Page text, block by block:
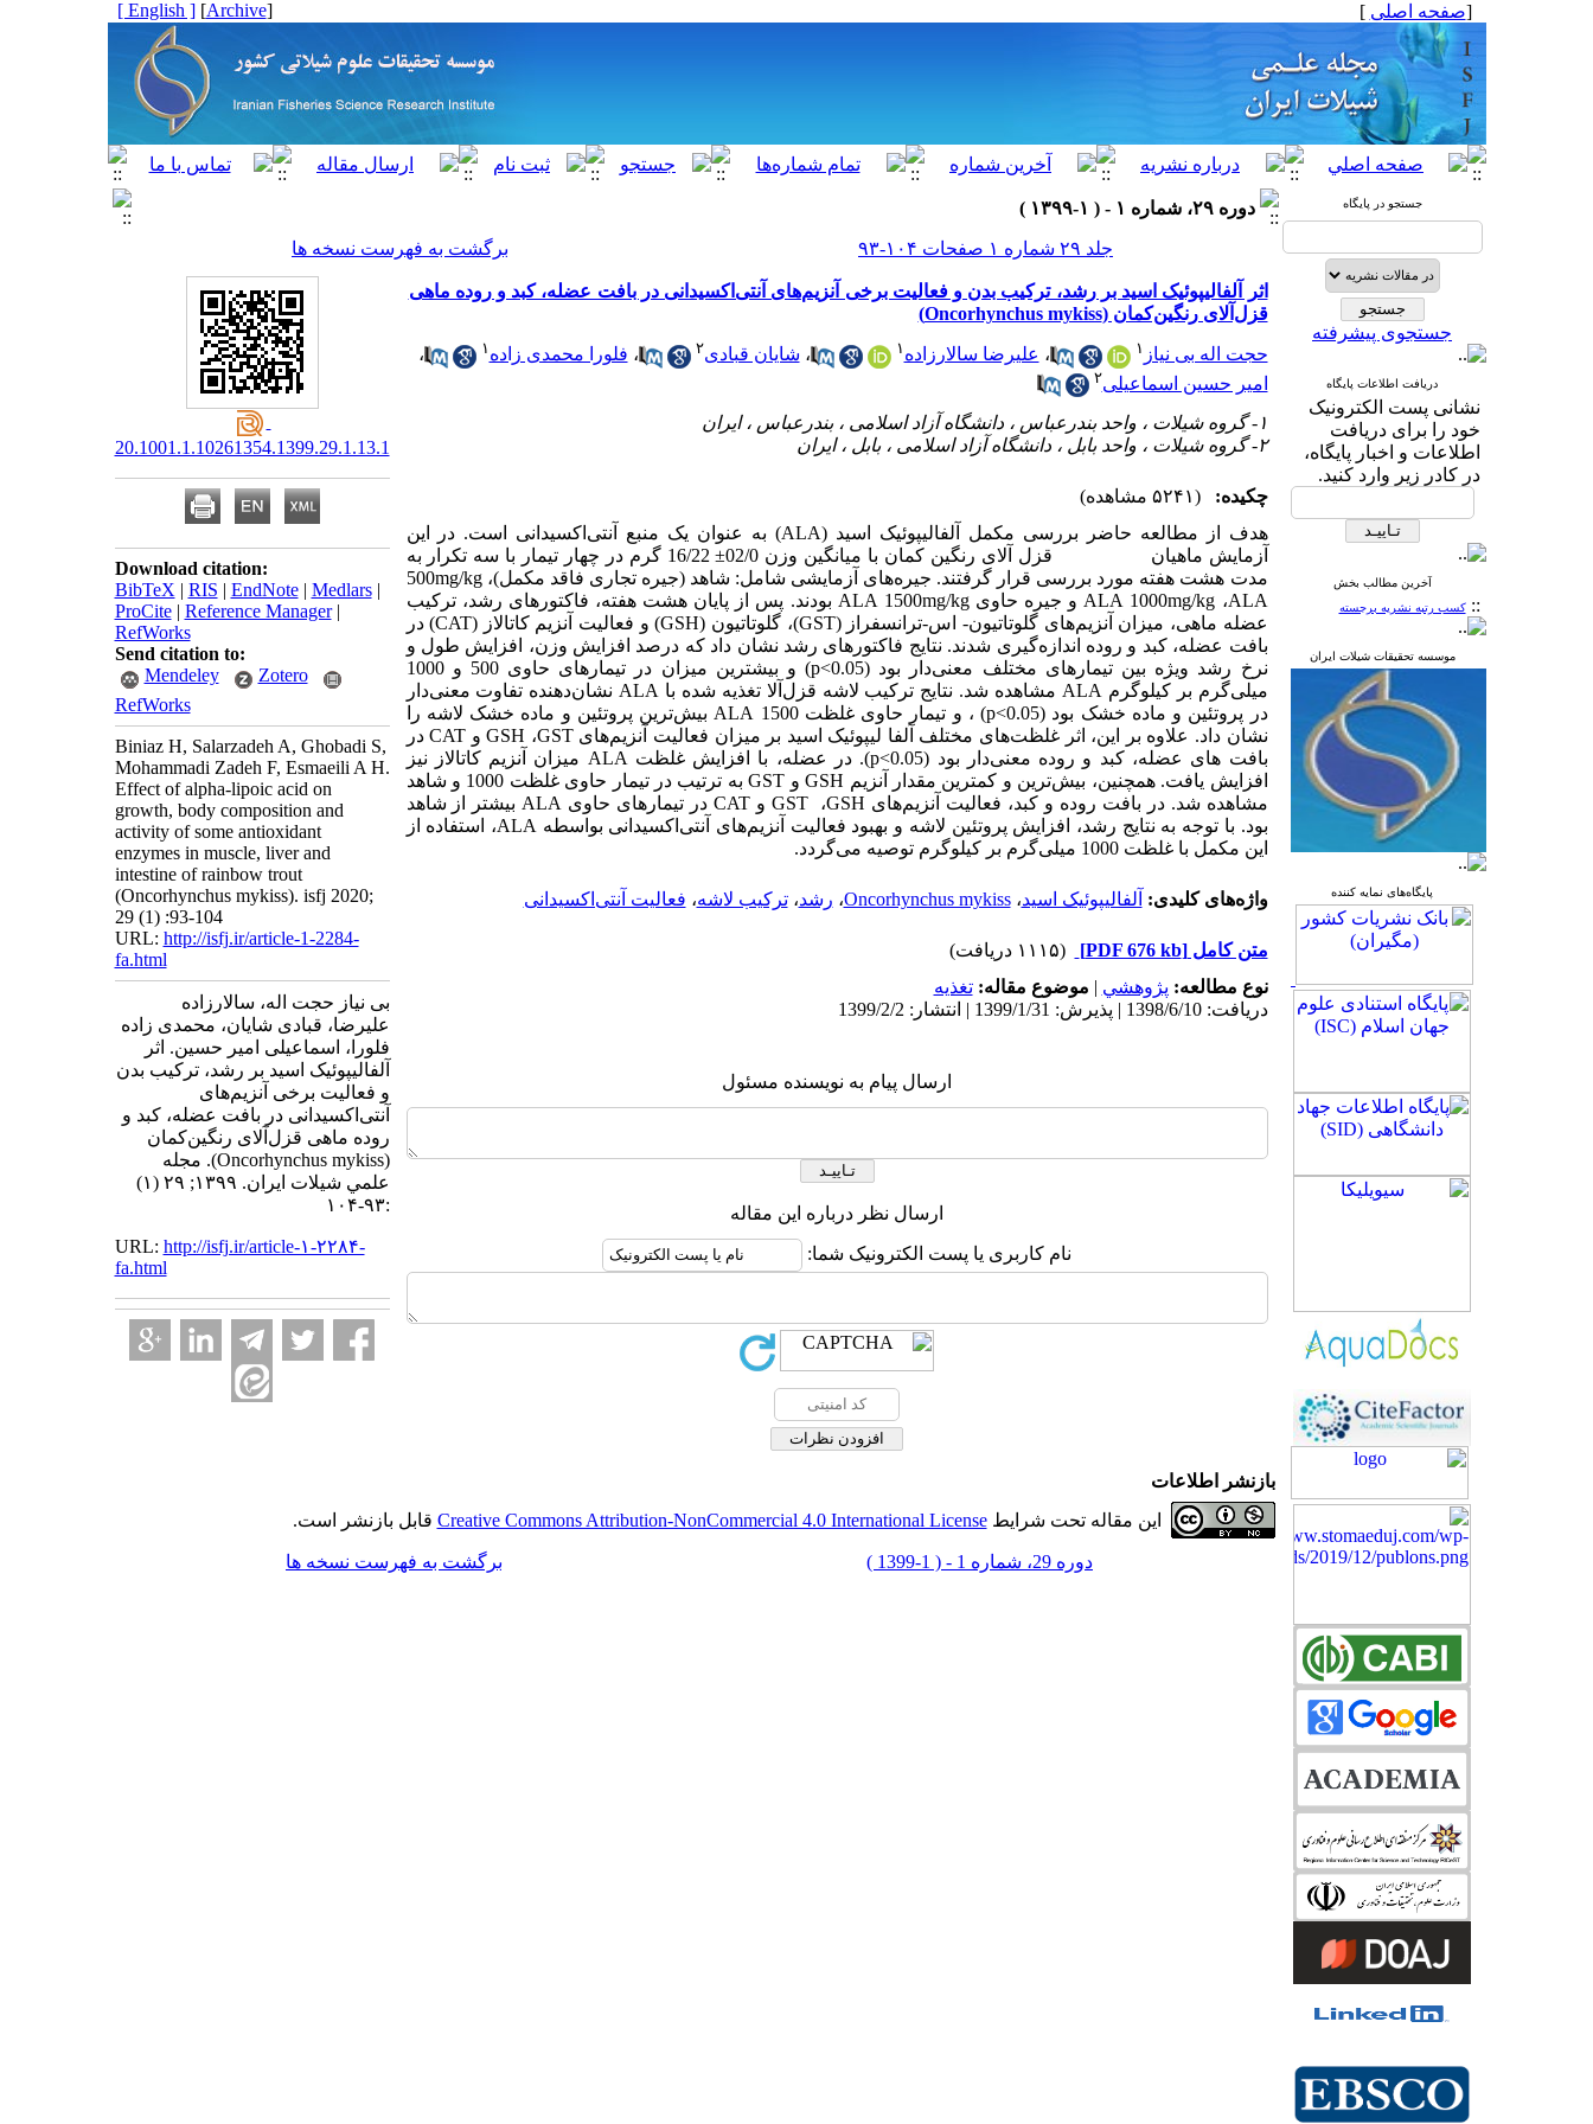
[صفحه اصلی ]
[
Archive
]
[ English ]
جستجو در پایگاه
جستجوی پیشرفته
دریافت اطلاعات پایگاه
نشانی پست الکترونیک
خود را برای دریافت
اطلاعات و اخبار پایگاه،
در کادر زیر وارد کنید.
آخرین مطالب بخش
::کسب رتبه نشریه برجسته
موسسه تحقیقات شیلات ایران
پایگاه‌های نمایه کننده
دوره ۲۹، شماره ۱ - ( ۱-۱۳۹۹ )
جلد ۲۹ شماره ۱ صفحات ۱۰۴-۹۳
برگشت به فهرست نسخه ها
اثر آلفالیپوئیک اسید بر رشد، ترکیب بدن و فعالیت برخی آنزیم‌‌های آنتی‌‌اکسیدانی در بافت عضله، کبد و روده ماهی
قزل‌‌آلای رنگین‌‌کمان (Oncorhynchus mykiss)
حجت اله بی نیاز ۱ ، علیرضا سالارزاده ۱ ، شایان قبادی۲ ، فلورا محمدی زاده ۱
،
امیر حسین اسماعیلی۲
۱- گروه شیلات ، واحد بندرعباس ، دانشگاه آزاد اسلامی ، بندرعباس ، ایران
۲- گروه شیلات ، واحد بابل ، دانشگاه آزاد اسلامی ، بابل ، ایران
چکیده:
(۵۲۴۱ مشاهده)
هدف
از مطالعه حاضر بررسی مکمل آلفالیپوئیک اسید (ALA) به عنوان یک منبع آنتی‌‌اکسیدانی
است. در این
آزمایش ماهیان قزل آلای رنگین کمان با میانگین وزن 02/0
±
16/22 گرم در چهار تیمار با سه تکرار به
مدت هشت هفته مورد بررسی قرار گرفتند. جیره‌‌های آزمایشی شامل: شاهد (جیره تجاری فاقد مکمل)،mg/kg
500
ALA، mg/kg
1000
ALA و جیره حاویmg/kg
1500
ALA بودند. پس از پایان هشت هفته، فاکتورهای رشد، ترکیب
عضله ماهی، میزان آنزیم‌‌های گلوتاتیون- اس-ترانسفراز (GST)، گلوتاتیون (GSH) و فعالیت آنزیم کاتالاز (CAT) در
بافت عضله، کبد و روده اندازه‌‌گیری شدند. نتایج فاکتورهای رشد نشان داد که درصد افزایش وزن، افزایش طول و
نرخ رشد ویژه بین تیمارهای مختلف معنی‌‌دار بود (p<0.05
) و بیشترین میزان در تیمارهای حاوی 500 و 1000
میلی‌گرم بر کیلوگرم ALA مشاهده شد. نتایج ترکیب لاشه قزل‌‌آلا تغذیه ‌‌شده با ALA نشان‌دهنده تفاوت معنی‌‌دار
در پروتئین و ماده خشک بود (p<0.05
) ، و تیمار حاوی غلظت‌‌ 1500 ALA بیش‌ترین پروتئین و ماده خشک لاشه را
نشان داد. علاوه بر این، اثر غلظت‌‌های مختلف آلفا لیپوئیک اسید بر میزان فعالیت آنزیم‌‌هایGST، GSHو CATدر
بافت های عضله، کبد و روده معنی‌‌دار بود (p<0.05). در عضله، با افزایش غلظت ALA میزان آنزیم کاتالاز نیز
افزایش یافت. همچنین، بیش‌ترین و کمترین مقدار آنزیم GSHو GST
به ترتیب در تیمار حاوی غلظت 1000 و شاهد
مشاهده شد. در بافت روده و کبد، فعالیت آنزیم‌‌های GSH، GSTو CATدر تیمارهای حاوی ALA بیشتر از شاهد
بود. با توجه به نتایج رشد، افزایش پروتئین لاشه و بهبود فعالیت آنزیم‌‌های آنتی‌‌اکسیدانی بواسطه ALA، استفاده از
این مکمل با غلظت 1000 میلی‌گرم بر کیلوگرم توصیه می‌‌گردد.
واژه‌های کلیدی: آلفالیپوئیک اسید،Oncorhynchus mykiss، رشد،ترکیب لاشه، فعالیت آنتی‌‌اکسیدانی
متن کامل[PDF 676 kb]
(۱۱۱۵ دریافت)
نوع مطالعه: پژوهشي | موضوع مقاله:تغذيه
دریافت: 1398/6/10 | پذیرش: 1399/1/31 | انتشار: 1399/2/2
ارسال پیام به نویسنده مسئول
ارسال نظر درباره این مقاله
نام کاربری یا پست الکترونیک شما:
20.1001.1.10261354.1399.29.1.13.1
Download citation:
BibTeX | RIS | EndNote| Medlars|
ProCite| Reference Manager|
RefWorks
Send citation to:
Mendeley
Zotero
RefWorks
Biniaz H, Salarzadeh A, Ghobadi S,
Mohammadi Zadeh F, Esmaeili A H.
Effect of alpha-lipoic acid on
growth, body composition and
activity of some antioxidant
enzymes in muscle, liver and
intestine of rainbow trout
(Oncorhynchus mykiss). isfj 2020;
29 (1) :93-104
URL: http://isfj.ir/article-1-2284-
fa.html
بی نیاز حجت اله، سالارزاده
علیرضا، قبادی شایان، محمدی زاده
فلورا، اسماعیلی امیر حسین. اثر
آلفالیپوئیک اسید بر رشد، ترکیب بدن
و فعالیت برخی آنزیم‌‌های
آنتی‌‌اکسیدانی در بافت عضله، کبد و
روده ماهی قزل‌‌آلای رنگین‌‌کمان
(Oncorhynchus mykiss). مجله
علمي شيلات ايران. ۱۳۹۹; ۲۹ (۱)
:۹۳-۱۰۴
URL: http://isfj.ir/article-۱-۲۲۸۴-
fa.html
بازنشر اطلاعات
این مقاله تحت شرایطCreative Commons Attribution-NonCommercial 4.0 International License قابل بازنشر است.
دوره 29، شماره 1 - ( 1-1399 ) برگشت به فهرست نسخه ها